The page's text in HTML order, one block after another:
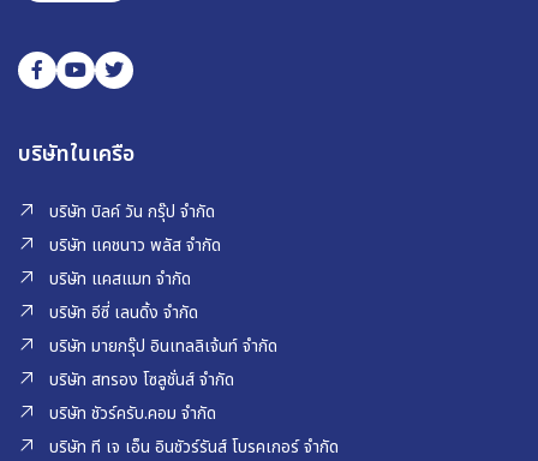
บริษัทในเครือ
บริษัท บิลค์ วัน กรุ๊ป จำกัด
บริษัท แคชนาว พลัส จำกัด
บริษัท แคสแมท จำกัด
บริษัท อีซี่ เลนดิ้ง จำกัด
บริษัท มายกรุ๊ป อินเทลลิเจ้นท์ จำกัด
บริษัท สทรอง โซลูชั่นส์ จำกัด
บริษัท ชัวร์ครับ.คอม จำกัด
บริษัท ที เจ เอ็น อินชัวร์รันส์ โบรคเกอร์ จำกัด